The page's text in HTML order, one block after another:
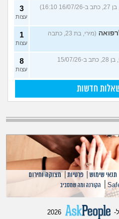
26 16:10)
3
עצות
(מירי, בת 23, כתבה
1
עצות
(אנונימי, בן 28, כתב ב-15/07/26
8
עצות
חדשות
|תנאי שימוש |פרטיות |מצוקה וחירום
| הקורנה ומה שמסביב
2026